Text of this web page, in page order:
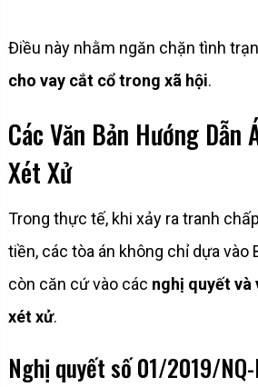
Điều này nhằm ngăn chặn tình
cho vay cắt cổ trong xã hội.
Các Văn Bản Hướng Dẫn
Xét Xử
Trong thực tế, khi xảy ra tranh
tiền, các tòa án không chỉ dựa vào
còn căn cứ vào các nghị quyết và
xét xử.
Nghị quyết số 01/2019/